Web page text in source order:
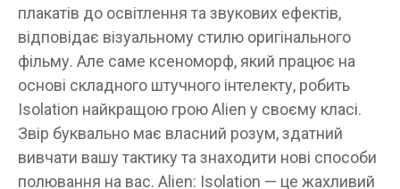
плакатів до освітлення та звукових ефектів,
відповідає візуальному стилю оригінального
фільму. Але саме ксеноморф, який працює на
основі складного штучного інтелекту, робить
Isolation найкращою грою Alien у своєму класі.
Звір буквально має власний розум, здатний
вивчати вашу тактику та знаходити нові способи
полювання на вас. Alien: Isolation — це жахливий